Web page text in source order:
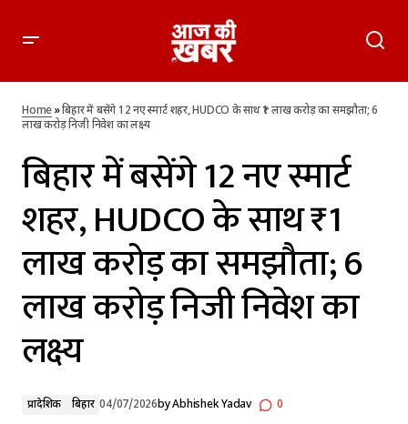
समझौता; 6 लाख करोड़ निजी निवेश का लक्ष्य
Home»बिहार में बसेंगे 12 नए स्मार्ट शहर, HUDCO के साथ ₹1 लाख करोड़ का समझौता; 6
लाख करोड़ निजी निवेश का लक्ष्य
बिहार में बसेंगे 12 नए स्मार्ट
शहर, HUDCO के साथ ₹1
लाख करोड़ का समझौता; 6
लाख करोड़ निजी निवेश का
लक्ष्य
प्रादेशिक बिहार 04/07/2026byAbhishek Yadav 0